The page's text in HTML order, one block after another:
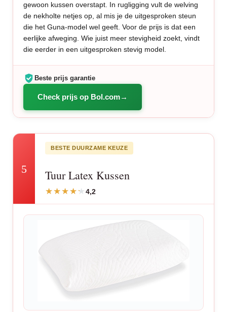
gewoon kussen overstapt. In rugligging vult de welving
de nekholte netjes op, al mis je de uitgesproken steun
die het Guna-model wel geeft. Voor de prijs is dat een
eerlijke afweging. Wie juist meer stevigheid zoekt, vindt
die eerder in een uitgesproken stevig model.
Beste prijs garantie
Check prijs op Bol.com
5
BESTE DUURZAME KEUZE
Tuur Latex Kussen
4,2